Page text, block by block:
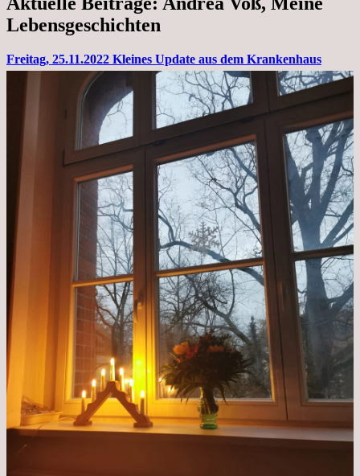
Lebensgeschichten
Freitag, 25.11.2022 Kleines Update aus dem Krankenhaus